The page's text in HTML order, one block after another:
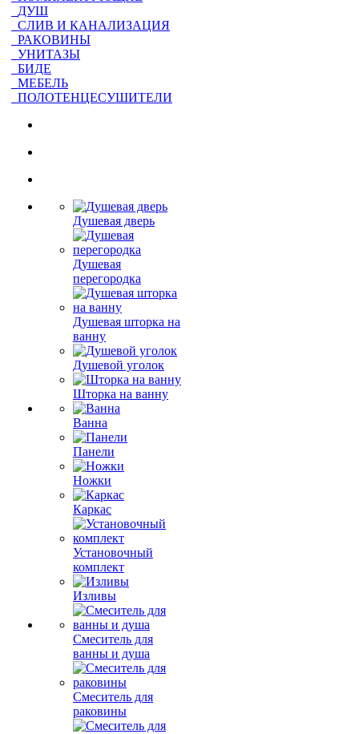
ДУШ
СЛИВ И КАНАЛИЗАЦИЯ
РАКОВИНЫ
УНИТАЗЫ
БИДЕ
МЕБЕЛЬ
ПОЛОТЕНЦЕСУШИТЕЛИ
Душевая дверь
Душевая
перегородка
Душевая шторка на
ванну
Душевой уголок
Шторка на ванну
Ванна
Панели
Ножки
Каркас
Установочный
комплект
Изливы
Смеситель для
ванны и душа
Смеситель для
раковины